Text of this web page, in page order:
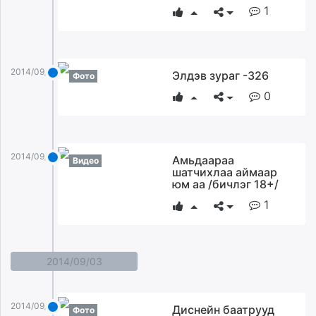
Eguur.mn
24tsag.mn
zarig.mn
unen.mn
shuurhai.mn
1
2014/09/04 Фото
Элдэв зураг -326
0
2014/09/04 Видео
Амьдаараа
шатчихлаа аймаар
юм аа /бичлэг 18+/
1
2014/09/03
2014/09/03 Фото
Диснейн баатрууд